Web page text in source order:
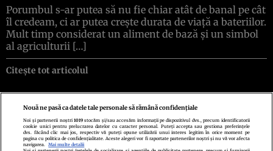
Porumbul s-ar putea să nu fie chiar atât de banal pe cât
îl credeam, ci ar putea crește durata de viață a bateriilor.
Mult timp considerat un aliment de bază și un simbol
al agriculturii […]
Citește tot articolul
Politica de confidenţialitatePolitica de cookiesTermeni şi condiţii
Echipa redacționalăContactSetări Cookies
Nouă ne pasă ca datele tale personale să rămână confidențiale
Noi și partenerii noștri1019 stocăm și/sau accesăm informații pe dispozitivul dvs., precum identificatorii
cookie unici pentru prelucrarea datelor cu caracter personal. Puteți accepta sau gestiona preferințele
dvs. făcând clic mai jos, respectiv vă puteți opune utilizării unui interes legitim în orice moment pe
pagina cu politica de confidențialitate. Aceste alegeri vor fi raportate partenerilor noștri și nu vă vor afecta
navigarea.
Mai multe detalii